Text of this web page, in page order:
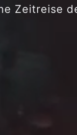
Zeitreise